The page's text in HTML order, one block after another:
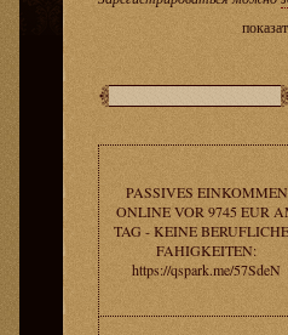
PASSIVES EINKOMMEN
ONLINE VOR 9745 EUR
TAG - KEINE
FAHIGKEITEN:
https://qspark.me/57SdeN